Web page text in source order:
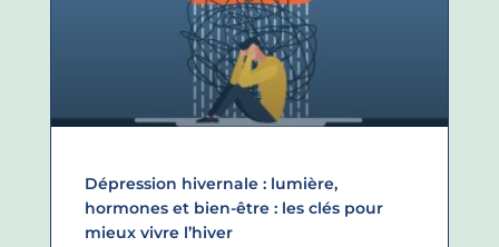
Dépression hivernale : lumière,
hormones et bien-être : les clés pour
mieux vivre l’hiver